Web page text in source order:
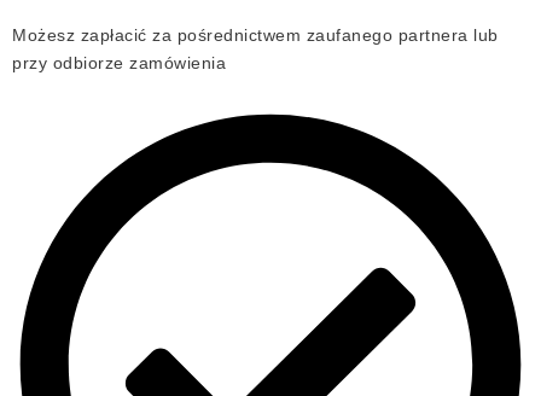
Możesz zapłacić za pośrednictwem zaufanego partnera lub
przy odbiorze zamówienia